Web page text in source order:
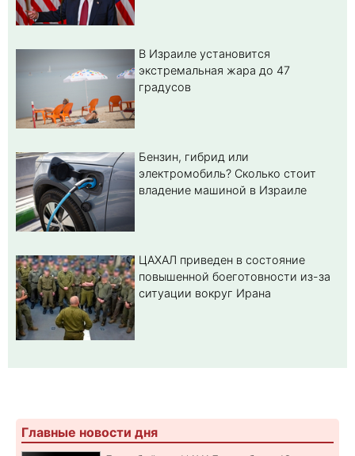
В Израиле установится
экстремальная жара до 47
градусов
Бензин, гибрид или
электромобиль? Cколько стоит
владение машиной в Израиле
ЦАХАЛ приведен в состояние
повышенной боеготовности из-за
ситуации вокруг Ирана
Главные новости дня